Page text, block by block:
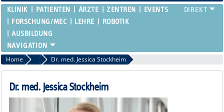
KLINIK PATIENTEN ÄRZTE ZENTREN
EVENTS
FORSCHUNG/MEC
LEHRE
ROBOTIK
AUSBILDUNG
Home Fachärztinnen / Fachärzte Übersicht
Dr. med. Jessica Stockheim
Dr. med. Jessica Stockheim